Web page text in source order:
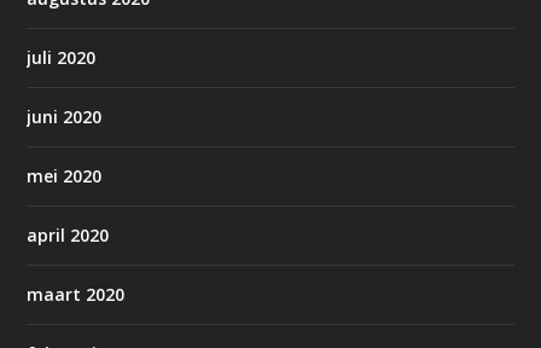
juli 2020
juni 2020
mei 2020
april 2020
maart 2020